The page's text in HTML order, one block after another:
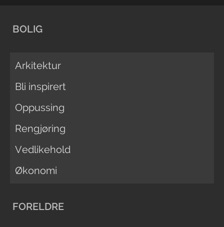
BOLIG
Arkitektur
Bli inspirert
Oppussing
Rengjøring
Vedlikehold
Økonomi
FORELDRE